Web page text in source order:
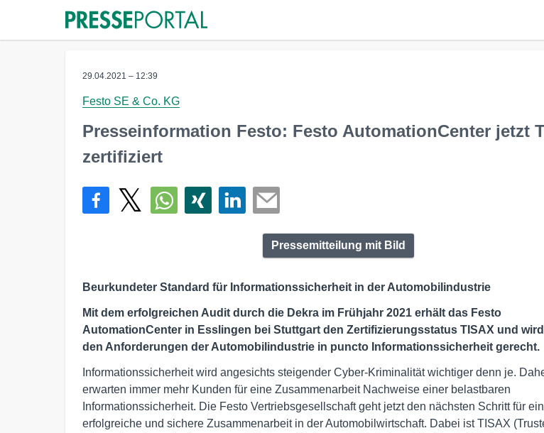
29.04.2021 – 12:39
Festo SE & Co. KG
Presseinformation Festo: Festo AutomationCenter jetzt
zertifiziert
Pressemitteilung mit Bild
Beurkundeter Standard für Informationssicherheit in der Automobilindustrie
Mit dem erfolgreichen Audit durch die Dekra im Frühjahr 2021 erhält das Festo
AutomationCenter in Esslingen bei Stuttgart den Zertifizierungsstatus TISAX und
den Anforderungen der Automobilindustrie in puncto Informationssicherheit gerecht.
Informationssicherheit wird angesichts steigender Cyber-Kriminalität wichtiger denn je.
erwarten immer mehr Kunden für eine Zusammenarbeit Nachweise einer belastbaren
Informationssicherheit. Die Festo Vertriebsgesellschaft geht jetzt den nächsten Schritt für
erfolgreiche und sichere Zusammenarbeit in der Automobilwirtschaft. Dabei ist TISAX